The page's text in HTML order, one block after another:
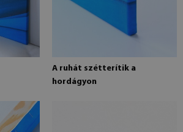
A ruhát szétterítik a
hordágyon